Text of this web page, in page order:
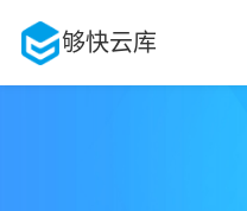
够快云库